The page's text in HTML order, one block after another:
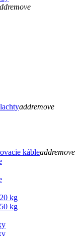
remove
addremove
kábleaddremove
kg
kg